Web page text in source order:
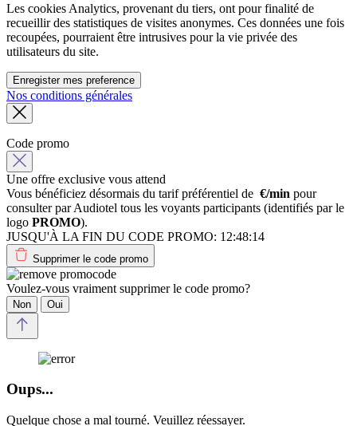
Les cookies Analytics, provenant du tiers, ont pour finalité de
recueillir des statistiques de visites anonymes. Ces données une fois
recoupées, pourraient être intrusives pour la vie privée des
utilisateurs du site.
Enregister mes preference
Nos conditions générales
Code promo
Une offre exclusive vous attend
Vous bénéficiez désormais du tarif préférentiel de €/min pour
consulter par Audiotel tous les voyants participants (identifiés par le
logo PROMO).
JUSQU'À LA FIN DU CODE PROMO: 12:48:14
Supprimer le code promo
Voulez-vous vraiment supprimer le code promo?
Non Oui
Oups...
Quelque chose a mal tourné. Veuillez réessayer.